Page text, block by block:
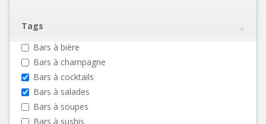
Tags
Bars à bière
Bars à champagne
Bars à cocktails
Bars à salades
Bars à soupes
Bars à sushis